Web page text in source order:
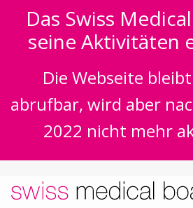
Das Swiss
seine Aktivitäten
Die Webseite
abrufbar, wird aber
2022 nicht mehr